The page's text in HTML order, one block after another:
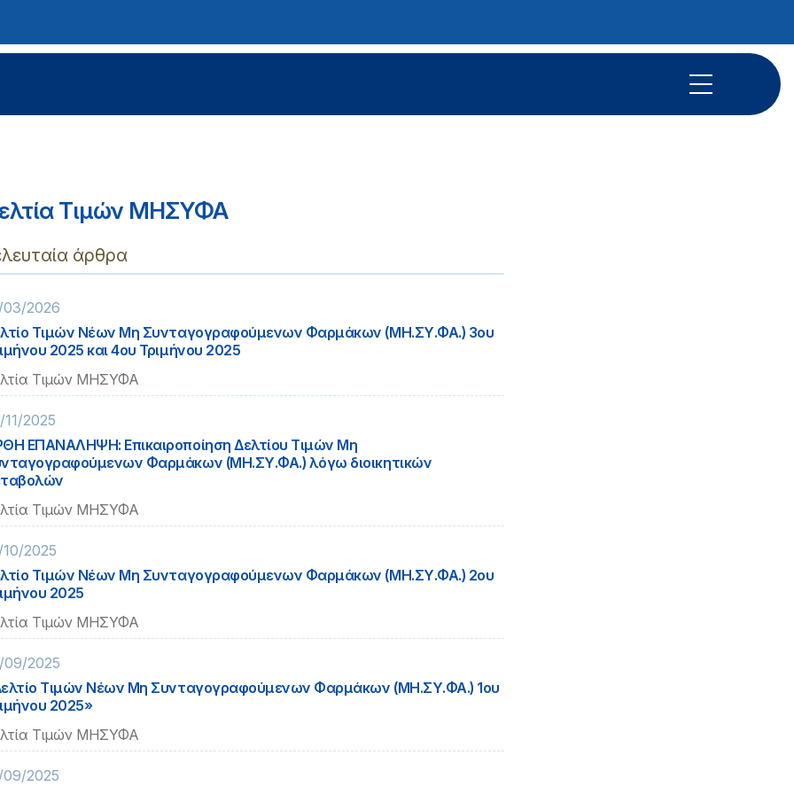
Τιμών ΜΗΣΥΦΑ
άρθρα
03/2026
Τιμών Νέων Μη Συνταγογραφούμενων Φαρμάκων (ΜΗ.ΣΥ.ΦΑ.) 3ου
2025 και 4ου Τριμήνου 2025
Τιμών ΜΗΣΥΦΑ
2025
ΕΠΑΝΑΛΗΨΗ: Επικαιροποίηση Δελτίου Τιμών Μη
Φαρμάκων (ΜΗ.ΣΥ.ΦΑ.) λόγω διοικητικών
Τιμών ΜΗΣΥΦΑ
10/2025
Τιμών Νέων Μη Συνταγογραφούμενων Φαρμάκων (ΜΗ.ΣΥ.ΦΑ.) 2ου
2025
Τιμών ΜΗΣΥΦΑ
09/2025
Τιμών Νέων Μη Συνταγογραφούμενων Φαρμάκων (ΜΗ.ΣΥ.ΦΑ.) 1ου
2025»
Τιμών ΜΗΣΥΦΑ
09/2025